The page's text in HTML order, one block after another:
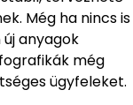
Még ha nincs is
anyagok
még
ügyfeleket.